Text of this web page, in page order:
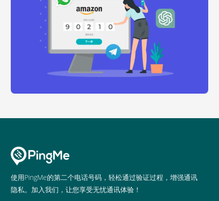
使用PingMe的第二个电话号码，轻松通过验证过程，增强通讯
隐私。加入我们，让您享受无忧通讯体验！